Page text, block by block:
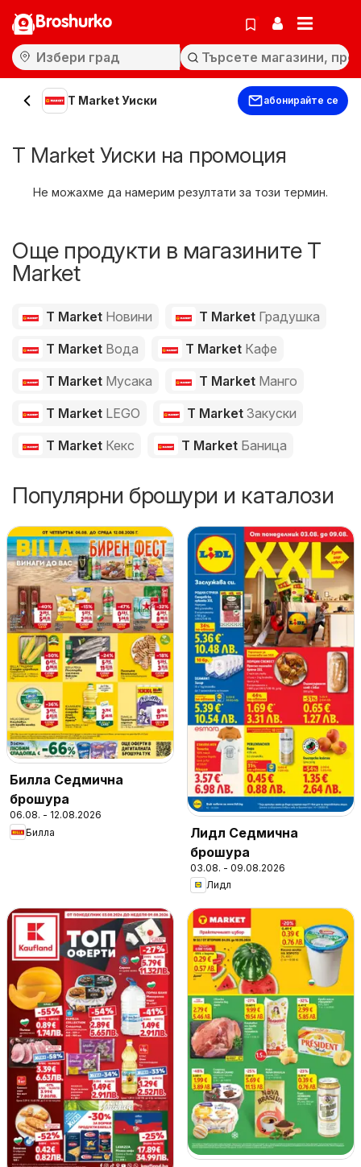
Broshurko
T Market Уиски абонирайте се
T Market Уиски на промоция
Не можахме да намерим резултати за този термин.
Още продукти в магазините T
Market
T Market Новини T Market Градушка
T Market Вода T Market Кафе
T Market Мусака T Market Манго
T Market LEGO T Market Закуски
T Market Кекс T Market Баница
Популярни брошури и каталози
Билла Седмична
брошура
06.08. - 12.08.2026
Билла
Лидл Седмична
брошура
03.08. - 09.08.2026
Лидл